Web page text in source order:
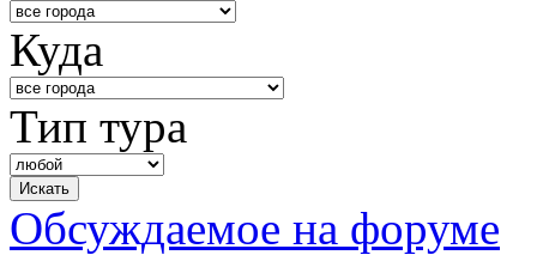
Куда
Тип тура
Обсуждаемое на форуме